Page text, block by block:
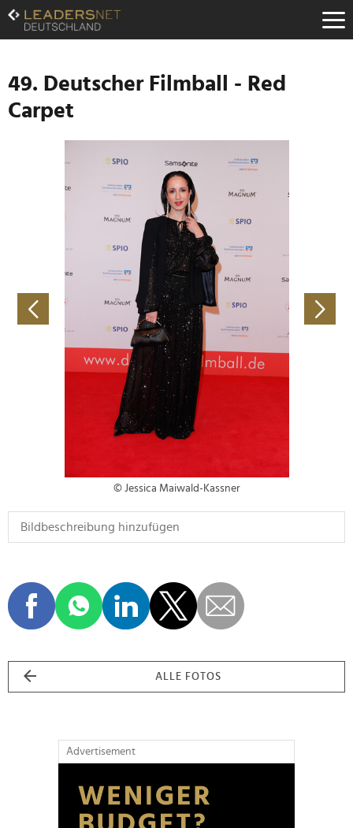
Zum
Inhalt
Zur
Navigation
Zur
Hauptnavigation
49. Deutscher Filmball - Red
Carpet
© Jessica Maiwald-Kassner
ALLE FOTOS
Advertisement